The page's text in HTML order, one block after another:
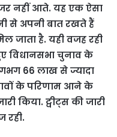
नहीं आते. यह एक ऐसा
से अपनी बात रखते हैं
जाता है. यही वजह रही
विधानसभा चुनाव के
66 लाख से ज्यादा
के परिणाम आने के
किया. ट्वीट्स की जारी
रही.